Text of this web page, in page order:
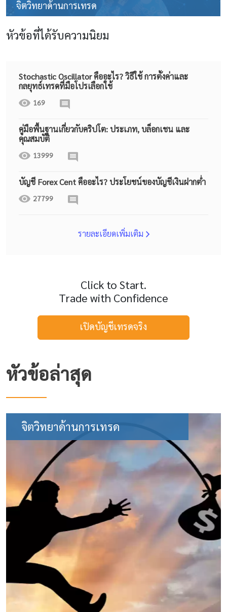
จิตวิทยาด้านการเทรด
หัวข้อที่ได้รับความนิยม
Stochastic Oscillator คืออะไร? วิธีใช้ การตั้งค่าและ
กลยุทธ์เทรดที่มือโปรเลือกใช้
169
คู่มือพื้นฐานเกี่ยวกับคริปโต: ประเภท, บล็อกเชน และ
คุณสมบัติ
13999
บัญชี Forex Cent คืออะไร? ประโยชน์ของบัญชีเงินฝากต่ำ
27799
รายละเอียดเพิ่มเติม
Click to Start.
Trade with Confidence
เปิดบัญชีเทรดจริง
หัวข้อล่าสุด
จิตวิทยาด้านการเทรด